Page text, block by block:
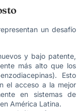
un desafío
y bajo patente,
más alto que los
Esto
el acceso a la mejor
en sistemas de
América Latina.